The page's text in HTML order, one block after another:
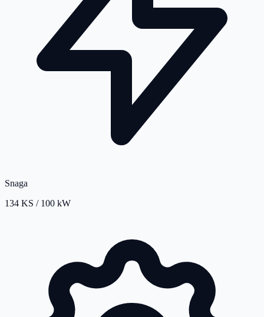
Snaga
134 KS / 100 kW